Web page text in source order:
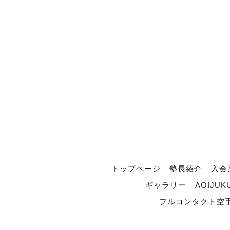
トップページ 塾長紹介
入
ギャラリー
フルコンタクト空